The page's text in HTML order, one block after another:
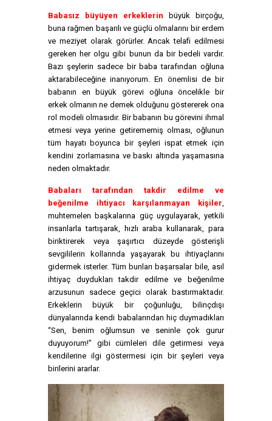
Babasız büyüyen erkeklerin büyük birçoğu,
buna rağmen başarılı ve güçlü olmalarını bir erdem
ve meziyet olarak görürler. Ancak telafi edilmesi
gereken her olgu gibi bunun da bir bedeli vardır.
Bazı şeylerin sadece bir baba tarafından oğluna
aktarabileceğine inanıyorum. En önemlisi de bir
babanın en büyük görevi oğluna öncelikle bir
erkek olmanın ne demek olduğunu göstererek ona
rol modeli olmasıdır. Bir babanın bu görevini ihmal
etmesi veya yerine getirememiş olması, oğlunun
tüm hayatı boyunca bir şeyleri ispat etmek için
kendini zorlamasına ve baskı altında yaşamasına
neden olmaktadır.
Babaları tarafından takdir edilme ve
beğenilme ihtiyacı karşılanmayan kişiler
muhtemelen başkalarına güç uygulayarak, yetkili
insanlarla tartışarak, hızlı araba kullanarak, para
biriktirerek veya şaşırtıcı düzeyde gösterişli
sevgililerin kollarında yaşayarak bu ihtiyaçlarını
gidermek isterler. Tüm bunları başarsalar bile, asıl
ihtiyaç duydukları takdir edilme ve beğenilme
arzusunun sadece geçici olarak bastırmaktadır.
Erkeklerin büyük bir çoğunluğu, bilinçdışı
dünyalarında kendi babalarından hiç duymadıkları
“Sen, benim oğlumsun ve seninle çok gurur
duyuyorum!” gibi cümleleri dile getirmesi veya
kendilerine ilgi göstermesi için bir şeyleri veya
birilerini ararlar.